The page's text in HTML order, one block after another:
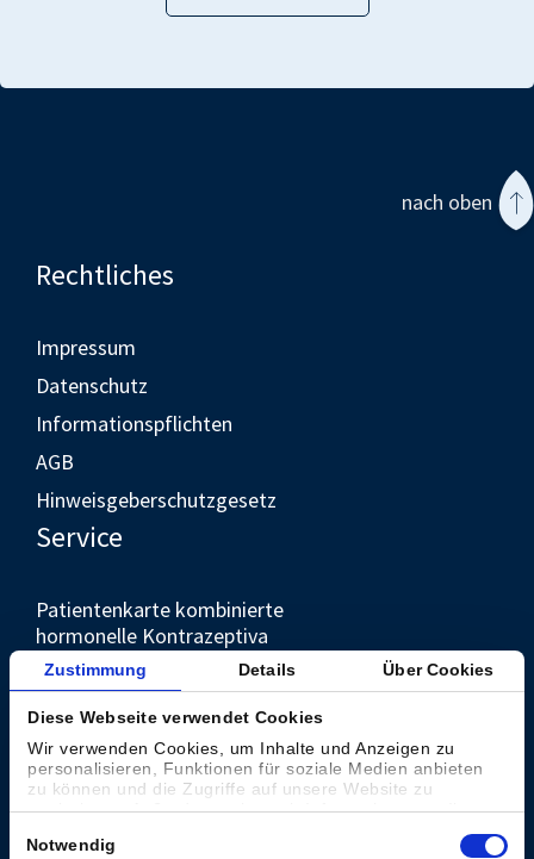
Zustimmung Details Über Cookies
Diese Webseite verwendet Cookies
Wir verwenden Cookies, um Inhalte und Anzeigen zu
personalisieren, Funktionen für soziale Medien anbieten
zu können und die Zugriffe auf unsere Website zu
analysieren. Außerdem geben wir Informationen zu Ihrer
soziale Medien, Werbung und Analysen weiter. Unsere
Einwilligungsauswahl
Notwendig
nach oben
Rechtliches
Impressum
Datenschutz
Informationspflichten
AGB
Hinweisgeberschutzgesetz
Service
Patientenkarte kombinierte
hormonelle Kontrazeptiva
Unternehmen
Kontakt
Presse
Weltweit